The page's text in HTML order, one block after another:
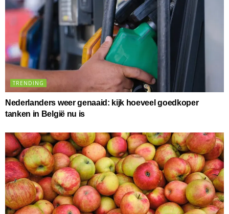
TRENDING
Nederlanders weer genaaid: kijk hoeveel goedkoper
tanken in België nu is